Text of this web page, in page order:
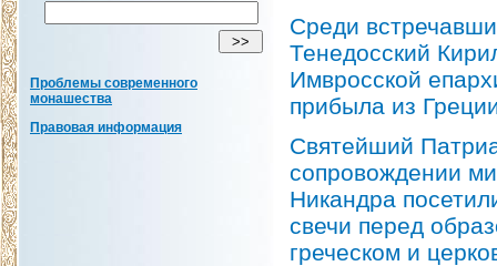
Проблемы современного
монашества
Правовая информация
Среди
Тенедосский
Имвросской
прибыла из
Святейший
сопровождении
Никандра
свечи перед
греческом и